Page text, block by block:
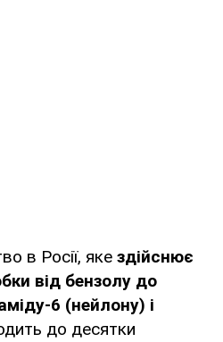
в Росії, яке здійснює
від бензолу до
6 (нейлону) і
до десятки